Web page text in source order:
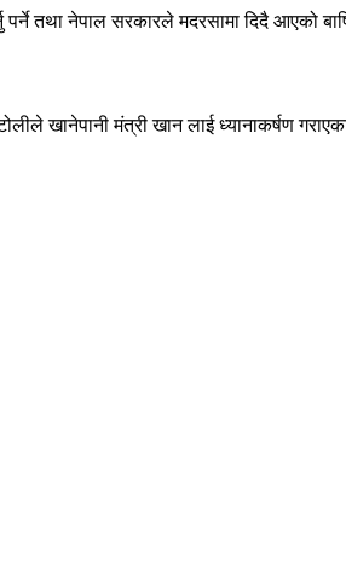
पर्ने तथा नेपाल सरकारले मदरसामा दिदै आएको
खानेपानी मंत्री खान लाई ध्यानाकर्षण